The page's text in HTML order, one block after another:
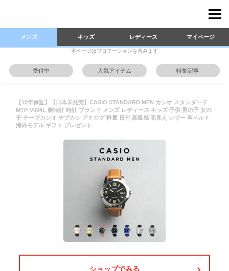
メンズ キッズ レディース マイページ
本ページはプロモーションを含みます
受付中 人気アイテム 特集記事
【10年保証】【日本未発売】CASIO STANDARD MEN カシオ スタンダード
MTP-V004L 腕時計 時計 ブランド メンズ レディース キッズ 子供 男の子 女の
子 チープカシオ チプカシ アナログ 軽量 日付 高級感 高見え レザー 革ベルト
海外モデル ギフト プレゼント
ショップでみる